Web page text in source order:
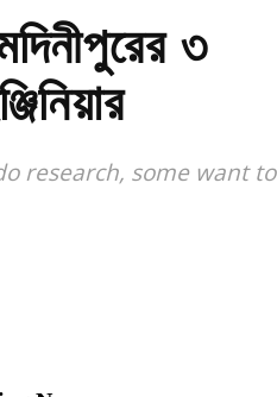
৩
research, some want to